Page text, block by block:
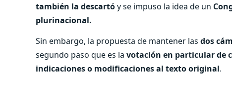
también la descartóy se impuso la idea de un
plurinacional.
Sin embargo, la propuesta de mantener las dos
segundo paso que es la votación en particular de
indicaciones o modificaciones al texto original.